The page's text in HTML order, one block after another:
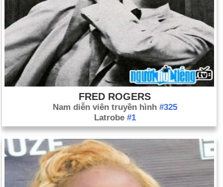
FRED ROGERS
Nam diễn viên truyền hình #325
Latrobe #1